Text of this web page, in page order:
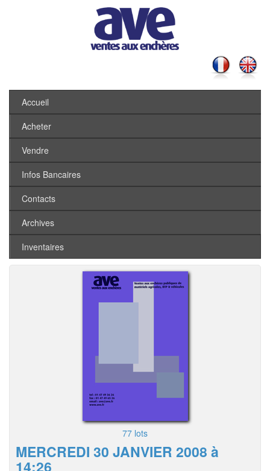
Accueil
Acheter
Vendre
Infos Bancaires
Contacts
Archives
Inventaires
77 lots
MERCREDI 30 JANVIER 2008 à
14:26